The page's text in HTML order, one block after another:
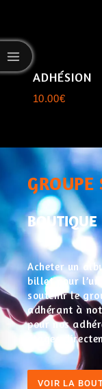
ADHÉSION
10.00€
BOUTIQUE
Acheter un
billet pour
soutenir le
adhérant à
pour nos
stages
VOIR LA